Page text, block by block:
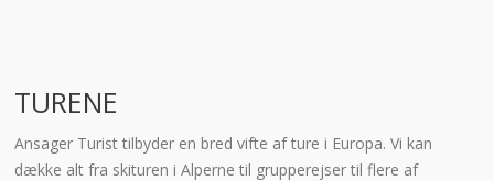
TURENE
Ansager Turist tilbyder en bred vifte af ture i Europa. Vi kan
dække alt fra skituren i Alperne til grupperejser til flere af